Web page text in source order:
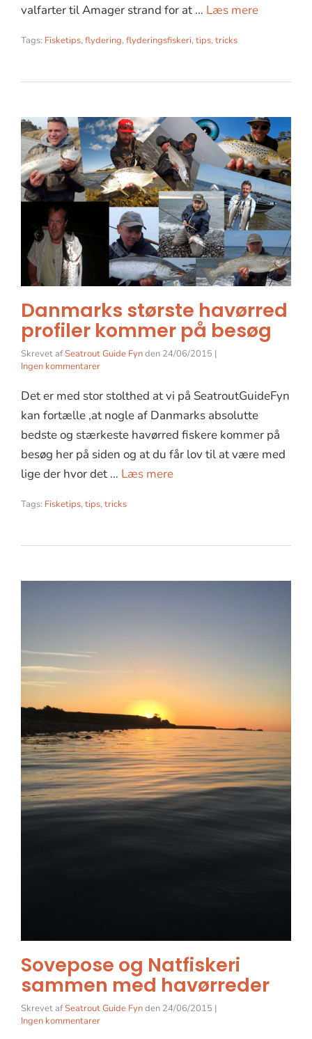
valfarter til Amager strand for at … Læs mere
Tags: Fisketips, flydering, flyderingsfiskeri, tips, tricks
Danmarks største havørred
profiler kommer på besøg
Skrevet afSeatrout Guide Fynden 24/06/2015 |
Ingen kommentarer
Det er med stor stolthed at vi på SeatroutGuideFyn
kan fortælle ,at nogle af Danmarks absolutte
bedste og stærkeste havørred fiskere kommer på
besøg her på siden og at du får lov til at være med
lige der hvor det … Læs mere
Tags: Fisketips, tips, tricks
Sovepose og Natfiskeri
sammen med havørreder
Skrevet afSeatrout Guide Fynden 24/06/2015 |
Ingen kommentarer